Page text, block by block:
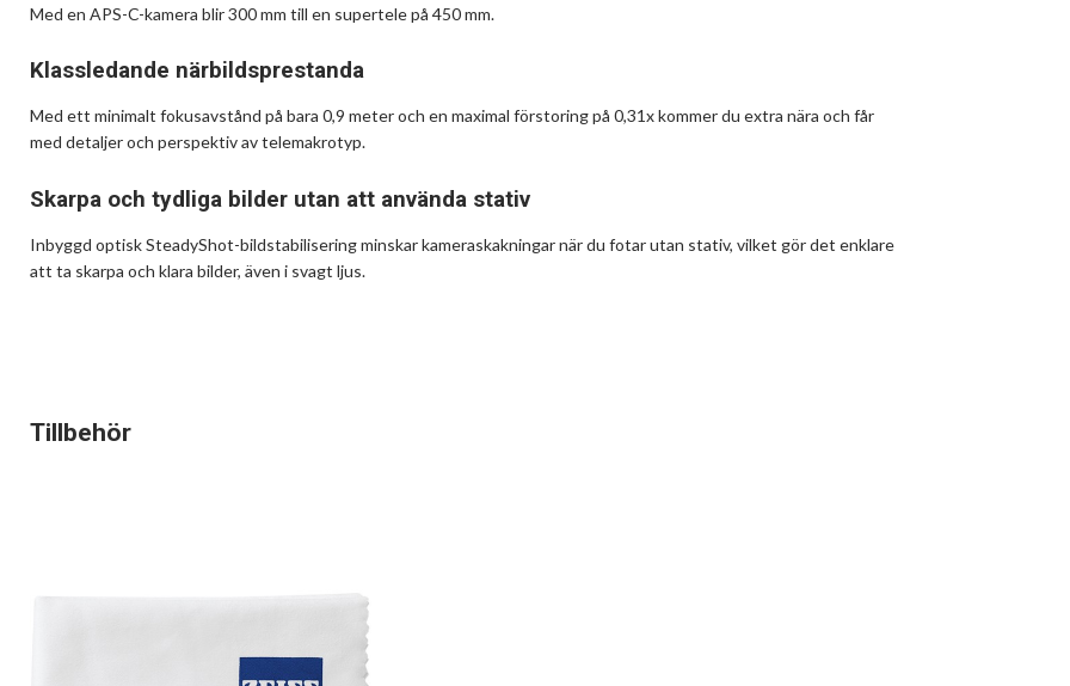
Med en APS-C-kamera blir 300 mm till en supertele på 450 mm.
Klassledande närbildsprestanda
Med ett minimalt fokusavstånd på bara 0,9 meter och en maximal förstoring på 0,31x kommer du extra nära och får
med detaljer och perspektiv av telemakrotyp.
Skarpa och tydliga bilder utan att använda stativ
Inbyggd optisk SteadyShot-bildstabilisering minskar kameraskakningar när du fotar utan stativ, vilket gör det enklare
att ta skarpa och klara bilder, även i svagt ljus.
Tillbehör